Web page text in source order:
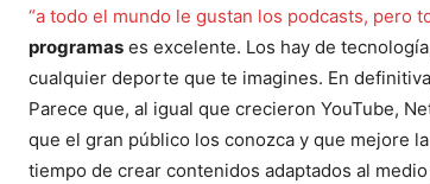
“a todo el mundo le gustan los podcasts, pero
programas es excelente. Los hay de
cualquier deporte que te imagines. En
Parece que, al igual que crecieron YouTube,
que el gran público los conozca y que mejore
tiempo de crear contenidos adaptados al